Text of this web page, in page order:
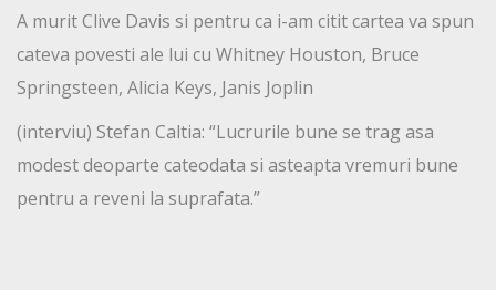
A murit Clive Davis si pentru ca i-am citit cartea va spun
cateva povesti ale lui cu Whitney Houston, Bruce
Springsteen, Alicia Keys, Janis Joplin
(interviu) Stefan Caltia: “Lucrurile bune se trag asa
modest deoparte cateodata si asteapta vremuri bune
pentru a reveni la suprafata.”